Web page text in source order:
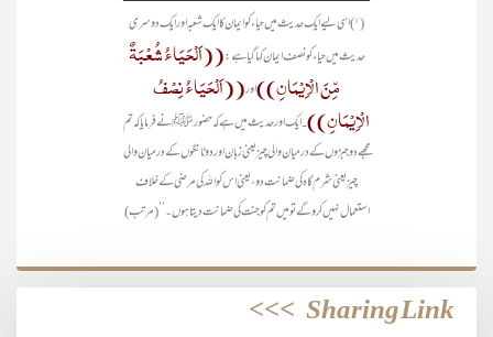
(۱) اسی لیے ایک حدیث میں حیاء کو ایمان کا ایک شعبہ اور ایک دوسری
حدیث میں حیاء کو نصف ایمان کہا گیا ہے:((اَلْحَیَاءُ شُعْبَۃٌ
مِّنَ الْاِیْمَانِ))اور((اَلْحَیَاءُ نِصْفُ
الْاِیْمَانِ))۔ایک اور حدیث میں ہے کہ حضورﷺ نے فرمایا کہ تم
مجھے دو جبڑوں کے درمیان والی چیز یعنی زبان اور دو ٹانگوں کے درمیان والی
چیز یعنی شرم گاہ کی ضمانت دو، یعنی اس کو اللہ کی مرضی کے خلاف
استعمال نہیں کرو گے تو میں تم کو جنت کی ضمانت دیتا ہوں۔‘‘ (مرتب)
Sharing Link
>>>